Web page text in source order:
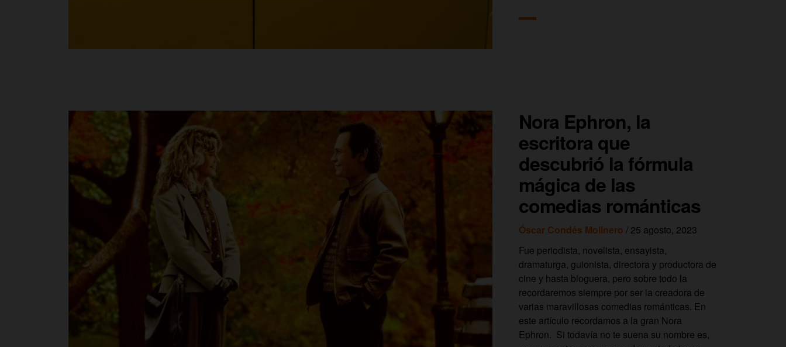
Nora Ephron, la
escritora que
descubrió la fórmula
mágica de las
comedias románticas
Óscar Condés Molinero / 25 agosto, 2023
Fue periodista, novelista, ensayista,
dramaturga, guionista, directora y productora de
cine y hasta bloguera, pero sobre todo la
recordaremos siempre por ser la creadora de
varias maravillosas comedias románticas. En
este artículo recordamos a la gran Nora
Ephron. Si todavía no te suena su nombre es,